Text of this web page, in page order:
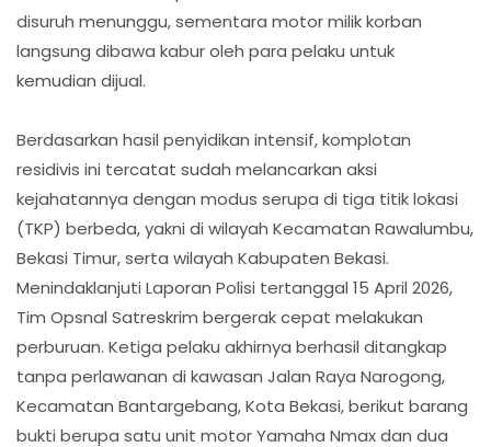
disuruh menunggu, sementara motor milik korban
langsung dibawa kabur oleh para pelaku untuk
kemudian dijual.
Berdasarkan hasil penyidikan intensif, komplotan
residivis ini tercatat sudah melancarkan aksi
kejahatannya dengan modus serupa di tiga titik lokasi
(TKP) berbeda, yakni di wilayah Kecamatan Rawalumbu,
Bekasi Timur, serta wilayah Kabupaten Bekasi.
Menindaklanjuti Laporan Polisi tertanggal 15 April 2026,
Tim Opsnal Satreskrim bergerak cepat melakukan
perburuan. Ketiga pelaku akhirnya berhasil ditangkap
tanpa perlawanan di kawasan Jalan Raya Narogong,
Kecamatan Bantargebang, Kota Bekasi, berikut barang
bukti berupa satu unit motor Yamaha Nmax dan dua